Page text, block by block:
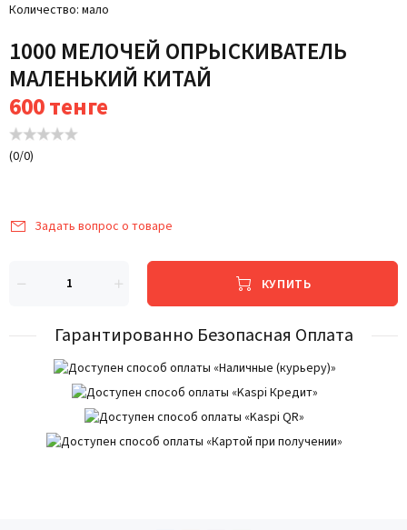
Количество мало
1000 МЕЛОЧЕЙ ОПРЫСКИВАТЕЛЬ
МАЛЕНЬКИЙ КИТАЙ
600тенге
(0/0)
Задать вопрос о товаре
КУПИТЬ
Гарантированно Безопасная Оплата